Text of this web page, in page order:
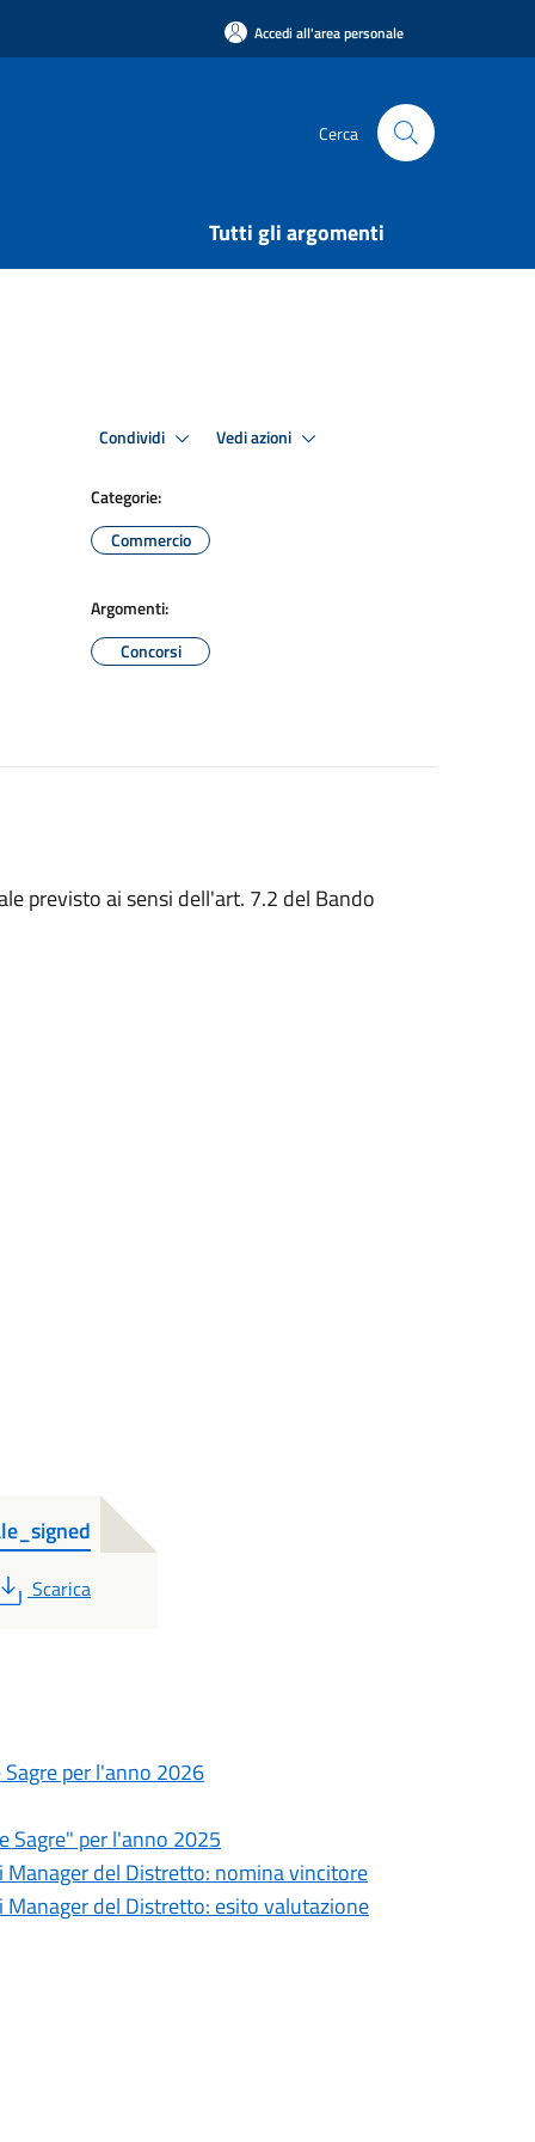
Accedi all'area personale
Cerca
Tutti gli argomenti
Condividi Vedi azioni
Categorie:
Commercio
Argomenti:
Concorsi
previsto ai sensi dell'art. 7.2 del Bando
PDF
Scarica
per l'anno 2026
Sagre" per l'anno 2025
del Distretto: nomina vincitore
del Distretto: esito valutazione